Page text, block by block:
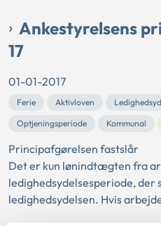
Ankestyrelsens
17
01-01-2017
Ferie Aktivloven
Optjeningsperiode
Kommunal
Principafgørelsen fastslår
Det er kun lønindtægten fra
ledighedsydelsesperiode, der
ledighedsydelsen. Hvis